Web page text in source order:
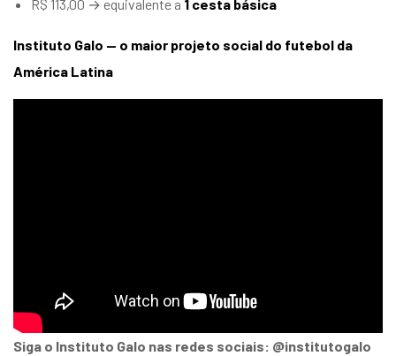
R$ 113,00 → equivalente a 1 cesta básica
Instituto Galo — o maior projeto social do futebol da
América Latina
Siga o Instituto Galo nas redes sociais: @institutogalo